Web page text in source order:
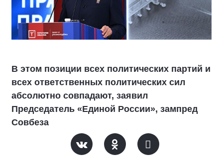
В этом позиции всех политических партий и
всех ответственных политических сил
абсолютно совпадают, заявил
Председатель «Единой России», зампред
Совбеза